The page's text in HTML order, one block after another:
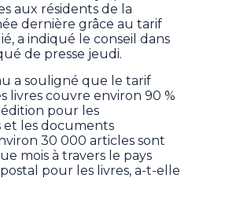
aux résidents de la
dernière grâce au tarif
a indiqué le conseil dans
de presse jeudi.
a souligné que le tarif
livres couvre environ 90 %
pour les
les documents
30 000 articles sont
mois à travers le pays
pour les livres, a-t-elle